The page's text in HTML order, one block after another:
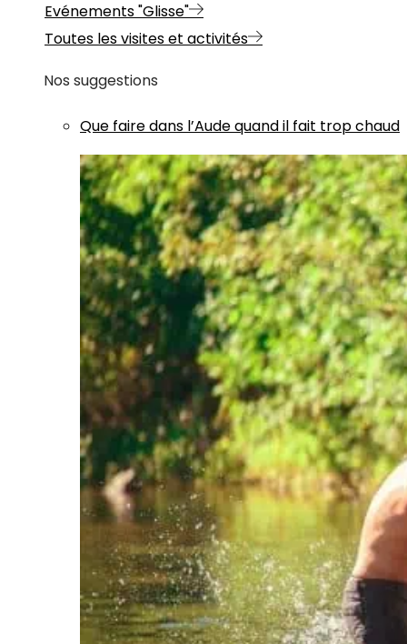
Evénements "Glisse"
Toutes les visites et activités
Nos suggestions
Que faire dans l’Aude quand il fait trop chaud